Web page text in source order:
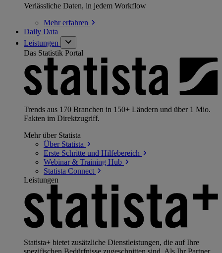
Verlässliche Daten, in jedem Workflow
Mehrerfahren
Daily Data
Leistungen
Das Statistik Portal
Trends aus 170 Branchen in 150+ Ländern und über 1 Mio.
Fakten im Direktzugriff.
Mehr über Statista
Über Statista
Erste Schritte und Hilfebereich
Webinar & Training Hub
Statista Connect
Leistungen
Statista+ bietet zusätzliche Dienstleistungen, die auf Ihre
spezifischen Bedürfnisse zugeschnitten sind. Als Ihr Partner